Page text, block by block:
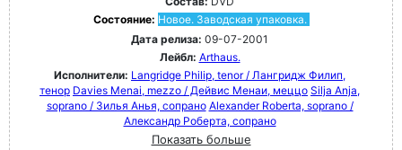
Состояние: Новое. Заводская упаковка.
Дата релиза: 09-07-2001
Лейбл: Arthaus.
Исполнители: Langridge Philip, tenor / Лангридж Филип,
тенор Davies Menai, mezzo / Дейвис Менаи, меццо Silja Anja,
soprano / Зилья Анья, сопрано Alexander Roberta, soprano /
Александр Роберта, сопрано
Показать больше